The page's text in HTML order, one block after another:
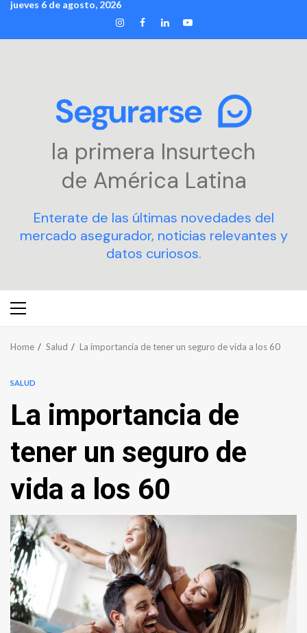
Skip
content
jueves 6 de agosto, 2026
INSTAGRAM
FACEBOOK
LINKEDIN
YOUTUBE
la primera Insurtech
de América Latina
Enterate de las últimas novedades del
mercado asegurador, noticias relevantes y
datos curiosos.
Primary
Home Salud La importancia de tener un seguro de vida a los 60
SALUD
La importancia de
tener un seguro de
vida a los 60